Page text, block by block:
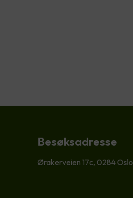
Besøksadresse
Ørakerveien 17c, 0284 Oslo